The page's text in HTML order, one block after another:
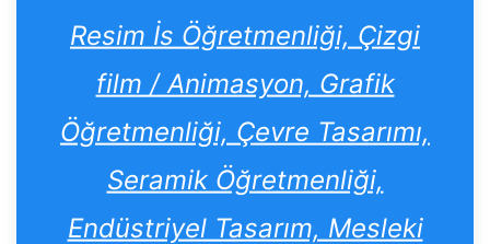
Resim İs Öğretmenliği, Çizgi
film / Animasyon, Grafik
Öğretmenliği, Çevre Tasarımı,
Seramik Öğretmenliği,
Endüstriyel Tasarım, Mesleki